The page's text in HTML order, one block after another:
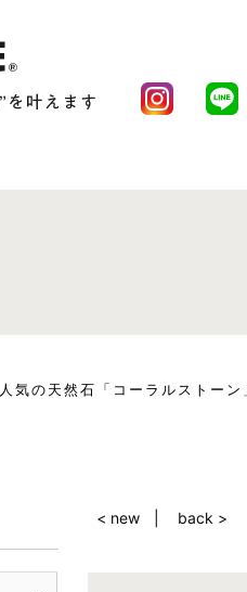
人気の天然石「コーラルストーン
< new back >